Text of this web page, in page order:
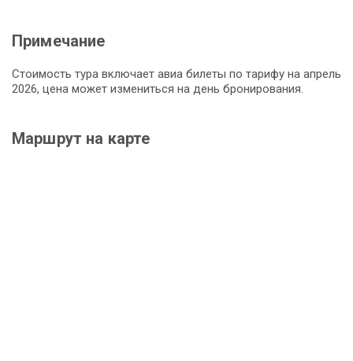
Примечание
Стоимость тура включает авиа билеты по тарифу на апрель
2026, цена может измениться на день бронирования.
Маршрут на карте